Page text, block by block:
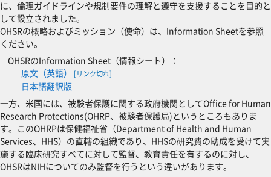
に、倫理ガイドラインや規制要件の理解と遵守を支援することを目的と
して設立されました。
OHSRの概略およびミッション（使命）は、Information Sheetを参照
ください。
OHSRのInformation Sheet（情報シート）：
原文（英語）
[リンク切れ]
日本語翻訳版
一方、米国には、被験者保護に関する政府機関としてOffice for Human
Research Protections(OHRP、被験者保護局)というところもありま
す。このOHRPは保健福祉省（Department of Health and Human
Services、HHS）の直轄の組織であり、HHSの研究費の助成を受けて実
施する臨床研究すべてに対して監督、教育責任を有するのに対し、
OHSRはNIHについてのみ監督を行うという違いがあります。